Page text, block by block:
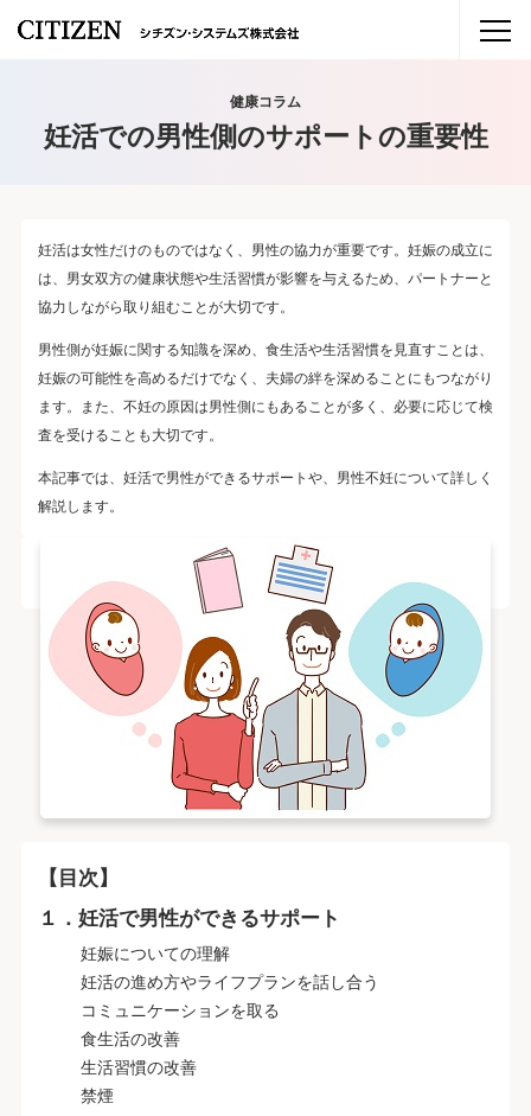
健康コラム
妊活での男性側のサポートの重要性
妊活は女性だけのものではなく、男性の協力が重要です。妊娠の成立に
は、男女双方の健康状態や生活習慣が影響を与えるため、パートナーと
協力しながら取り組むことが大切です。
男性側が妊娠に関する知識を深め、食生活や生活習慣を見直すことは、
妊娠の可能性を高めるだけでなく、夫婦の絆を深めることにもつながり
ます。また、不妊の原因は男性側にもあることが多く、必要に応じて検
査を受けることも大切です。
本記事では、妊活で男性ができるサポートや、男性不妊について詳しく
解説します。
【目次】
１．妊活で男性ができるサポート
妊娠についての理解
妊活の進め方やライフプランを話し合う
コミュニケーションを取る
食生活の改善
生活習慣の改善
禁煙